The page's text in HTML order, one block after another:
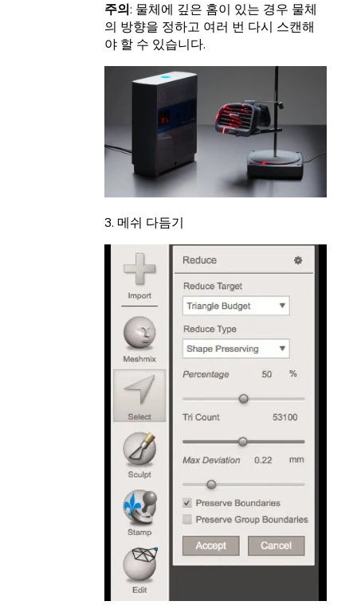
주의: 물체에 깊은 홈이 있는 경우 물체
의 방향을 정하고 여러 번 다시 스캔해
야 할 수 있습니다.
3. 메쉬 다듬기